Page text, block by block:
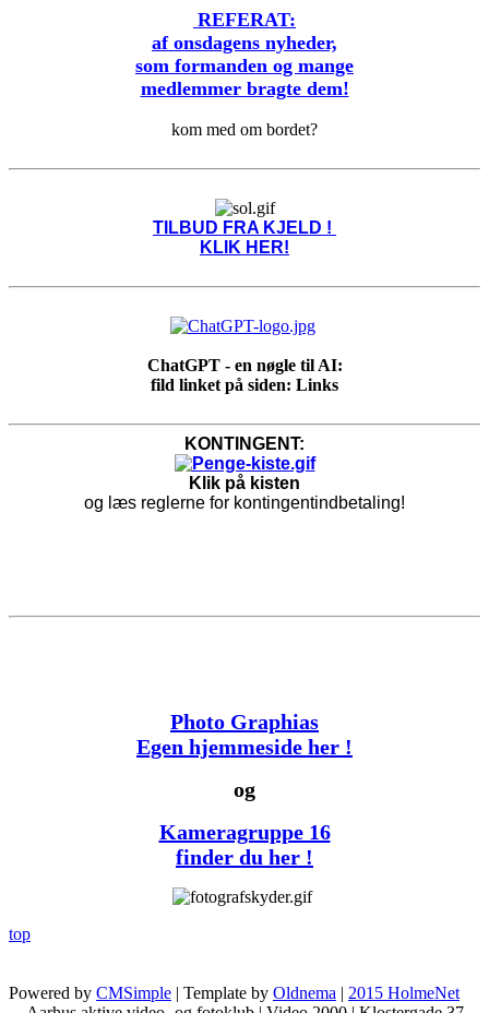
REFERAT:
af onsdagens nyheder,
som formanden og mange
medlemmer bragte dem!
kom med om bordet?
TILBUD FRA KJELD !
KLIK HER!
ChatGPT - en nøgle til AI:
fild linket på siden: Links
KONTINGENT:
Klik på kisten
og læs reglerne for kontingentindbetaling!
Photo Graphias
Egen hjemmeside her !
og
Kameragruppe 16
finder du her !
top
Powered by CMSimple | Template by Oldnema | 2015 HolmeNet